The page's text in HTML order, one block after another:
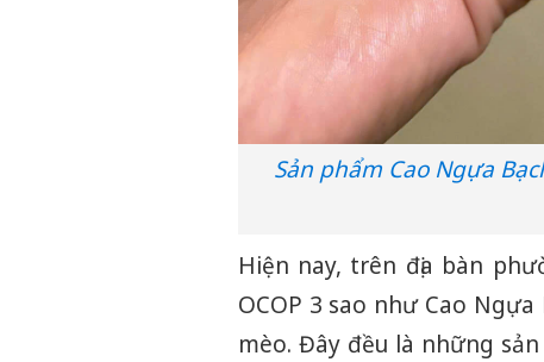
Sản phẩm Cao Ngựa
Hiện nay, trên địa bàn
OCOP 3 sao như Cao
mèo. Đây đều là những